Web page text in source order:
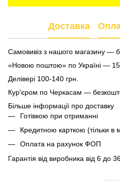
Доставка
Самовивіз з нашого магазину —
«Новою поштою» по Україні —
Делівері 100-140 грн.
Кур'єром по Черкасам —
Більше інформації про доставку
Готівкою при отриманні
Кредитною карткою (тільки в
Оплата на рахунок ФОП
Гарантія від виробника від 6 до 36